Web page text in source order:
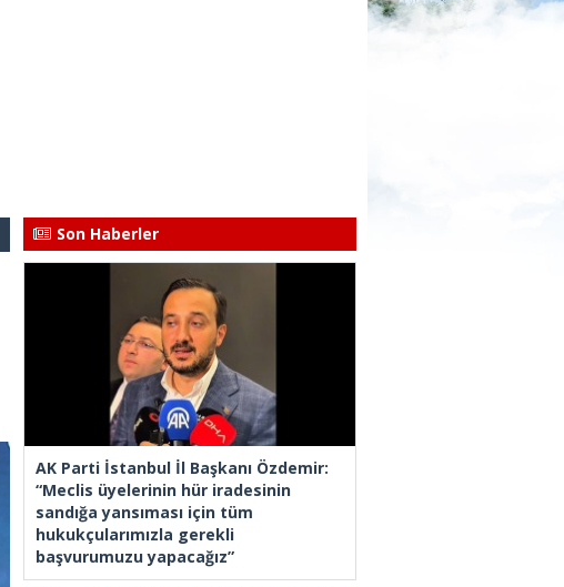
Son Haberler
AK Parti İstanbul İl Başkanı Özdemir:
“Meclis üyelerinin hür iradesinin
sandığa yansıması için tüm
hukukçularımızla gerekli
başvurumuzu yapacağız”